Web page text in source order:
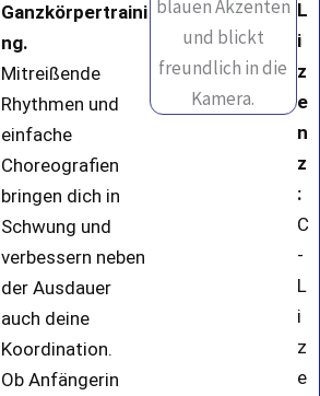
Ganzkörpertraini
ng.
Mitreißende
Rhythmen und
einfache
Choreografien
bringen dich in
Schwung und
verbessern neben
der Ausdauer
auch deine
Koordination.
Ob Anfängerin
L
i
z
e
n
z
:
C
-
L
i
z
e